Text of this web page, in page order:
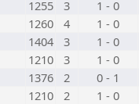
1255 3
1 - 0
1260 4
1 - 0
1404 3
1 - 0
1210 3
1 - 0
1376 2
0 - 1
1210 2
1 - 0